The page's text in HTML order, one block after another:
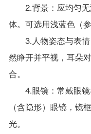
2.背景：应均匀
体。可选用浅蓝色（
3.人物姿态与表
然睁开并平视，耳朵
合。
4.眼镜：常戴眼
（含隐形）眼镜，镜
光。